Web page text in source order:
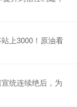
上3000！原油看
统连续绝后，为